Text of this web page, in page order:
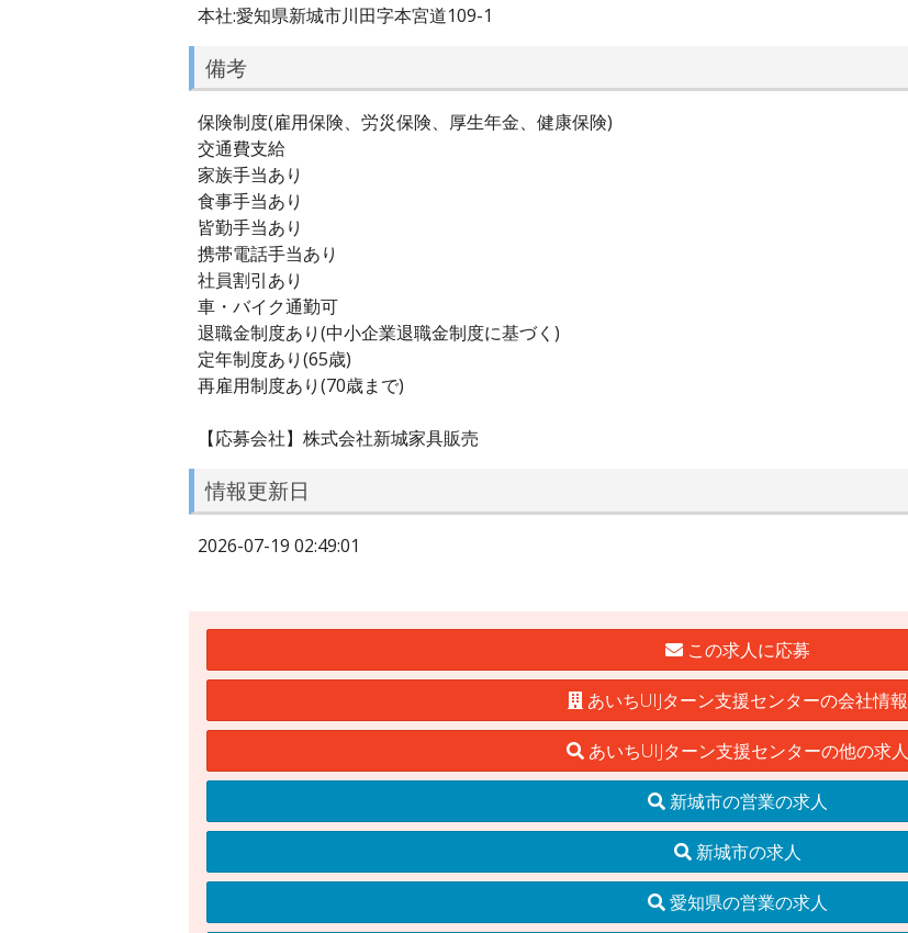
本社:愛知県新城市川田字本宮道109-1
備考
保険制度(雇用保険、労災保険、厚生年金、健康保険)
交通費支給
家族手当あり
食事手当あり
皆勤手当あり
携帯電話手当あり
社員割引あり
車・バイク通勤可
退職金制度あり(中小企業退職金制度に基づく)
定年制度あり(65歳)
再雇用制度あり(70歳まで)
【応募会社】株式会社新城家具販売
情報更新日
2026-07-19 02:49:01
この求人に応募
あいちUIJターン支援センターの会社情報
あいちUIJターン支援センターの他の求人
新城市の営業の求人
新城市の求人
愛知県の営業の求人